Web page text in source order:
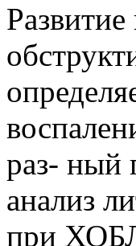
раз- ный
анализ
при ХОБЛ